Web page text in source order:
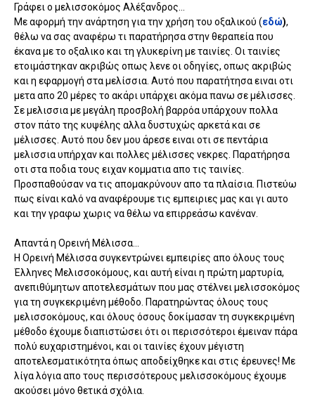
Γράφει ο μελισσοκόμος Αλέξανδρος...
Με αφορμή την ανάρτηση για την χρήση του οξαλικού (εδώ),
θέλω να σας αναφέρω τι παρατήρησα στην θεραπεία που
έκανα με το οξαλικο και τη γλυκερίνη με ταινίες. Οι ταινίες
ετοιμάστηκαν ακριβώς οπως λενε οι οδηγίες, οπως ακριβώς
και η εφαρμογή στα μελίσσια. Αυτό που παρατήτησα ειναι οτι
μετα απο 20 μέρες το ακάρι υπάρχει ακόμα πανω σε μέλισσες.
Σε μελισσια με μεγάλη προσβολή βαρρόα υπάρχουν πολλα
στον πάτο της κυψέλης αλλα δυστυχώς αρκετά και σε
μέλισσες. Αυτό που δεν μου άρεσε ειναι οτι σε πεντάρια
μελισσια υπήρχαν και πολλες μέλισσες νεκρες. Παρατήρησα
οτι στα ποδια τους ειχαν κομματια απο τις ταινίες.
Προσπαθούσαν να τις απομακρύνουν απο τα πλαίσια. Πιστεύω
πως είναι καλό να αναφέρουμε τις εμπειριες μας και γι αυτο
και την γραφω χωρις να θέλω να επιρρεάσω κανέναν.
Απαντά η Ορεινή Μέλισσα...
Η Ορεινή Μέλισσα συγκεντρώνει εμπειρίες απο όλους τους
Έλληνες Μελισσοκόμους, και αυτή είναι η πρώτη μαρτυρία,
ανεπιθύμητων αποτελεσμάτων που μας στέλνει μελισσοκόμος
για τη συγκεκριμένη μέθοδο. Παρατηρώντας όλους τους
μελισσοκόμους, και όλους όσους δοκίμασαν τη συγκεκριμένη
μέθοδο έχουμε διαπιστώσει ότι οι περισσότεροι έμειναν πάρα
πολύ ευχαριστημένοι, και οι ταινίες έχουν μέγιστη
αποτελεσματικότητα όπως αποδείχθηκε και στις έρευνες! Με
λίγα λόγια απο τους περισσότερους μελισσοκόμους έχουμε
ακούσει μόνο θετικά σχόλια.